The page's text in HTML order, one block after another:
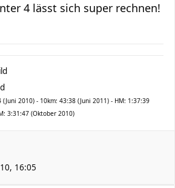
4 lässt sich super rechnen!
(Juni 2010) - 10km: 43:38 (Juni 2011) - HM: 1:37:39
3:31:47 (Oktober 2010)
16:05